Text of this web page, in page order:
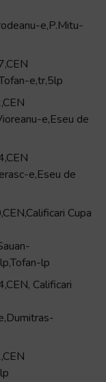
e,P.Mitu-
e,tr,5lp
e,Eseu de
e,Eseu de
Cupa
lp
Calificari